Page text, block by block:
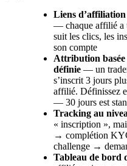
Liens
— chaque affilié a
suit les clics, les
son compte
Attribution basée
définie — un
s’inscrit 3 jours
affilié. Définissez
— 30 jours est
Tracking au
« inscription »,
→ complétion
challenge →
Tableau de bord